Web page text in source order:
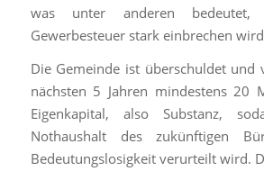
was unter anderen
Gewerbesteuer stark einbrechen
Die Gemeinde ist überschuldet und
nächsten 5 Jahren mindestens 20
Eigenkapital, also Substanz,
Nothaushalt des zukünftigen
Bedeutungslosigkeit verurteilt wird.